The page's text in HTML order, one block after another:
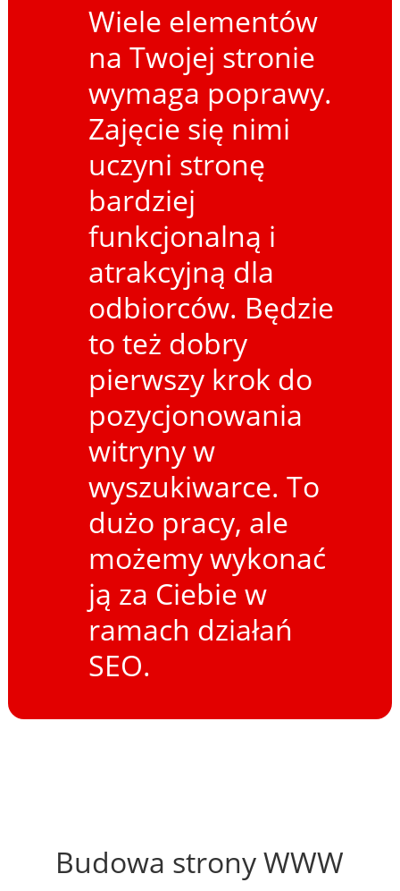
Wiele elementów
na Twojej stronie
wymaga poprawy.
Zajęcie się nimi
uczyni stronę
bardziej
funkcjonalną i
atrakcyjną dla
odbiorców. Będzie
to też dobry
pierwszy krok do
pozycjonowania
witryny w
wyszukiwarce. To
dużo pracy, ale
możemy wykonać
ją za Ciebie w
ramach działań
SEO.
Budowa strony WWW